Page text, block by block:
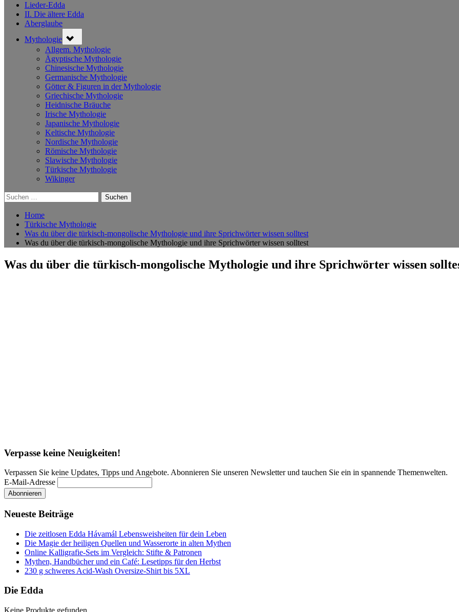
Lieder-Edda
II. Die ältere Edda
Aberglaube
Mythologie sub-
menu
Allgem. Mythologie
Ägyptische Mythologie
Chinesische Mythologie
Germanische Mythologie
Götter & Figuren in der Mythologie
Griechische Mythologie
Heidnische Bräuche
Irische Mythologie
Japanische Mythologie
Keltische Mythologie
Nordische Mythologie
Römische Mythologie
Slawische Mythologie
Türkische Mythologie
Wikinger
Suchen
nach:
Home
Türkische Mythologie
Was du über die türkisch-mongolische Mythologie und ihre Sprichwörter wissen solltest
Was du über die türkisch-mongolische Mythologie und ihre Sprichwörter wissen solltest
Was du über die türkisch-mongolische Mythologie und ihre Sprichwörter wissen
Verpasse keine Neuigkeiten!
Verpassen Sie keine Updates, Tipps und Angebote. Abonnieren Sie unseren Newsletter und tauchen Sie ein in spannende Themenwelten.
E-Mail-Adresse
Neueste Beiträge
Die zeitlosen Edda Hávamál Lebensweisheiten für dein Leben
Die Magie der heiligen Quellen und Wasserorte in alten Mythen
Online Kalligrafie‑Sets im Vergleich: Stifte & Patronen
Mythen, Handbücher und ein Café: Lesetipps für den Herbst
230 g schweres Acid-Wash Oversize-Shirt bis 5XL
Die Edda